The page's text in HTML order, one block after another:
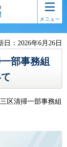
コンテ
ンツメ
ニュー
日：2026年6月26日
部事務組
区清掃一部事務組